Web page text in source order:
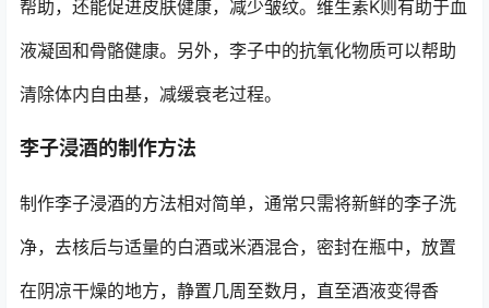
帮助，还能促进皮肤健康，减少皱纹。维生素K则有助于血
液凝固和骨骼健康。另外，李子中的抗氧化物质可以帮助
清除体内自由基，减缓衰老过程。
李子浸酒的制作方法
制作李子浸酒的方法相对简单，通常只需将新鲜的李子洗
净，去核后与适量的白酒或米酒混合，密封在瓶中，放置
在阴凉干燥的地方，静置几周至数月，直至酒液变得香